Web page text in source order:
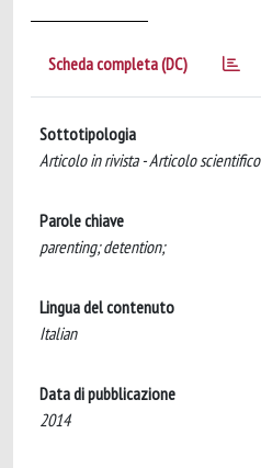
Scheda completa (DC)
Sottotipologia
Articolo in rivista - Articolo scientifico
Parole chiave
parenting; detention;
Lingua del contenuto
Italian
Data di pubblicazione
2014